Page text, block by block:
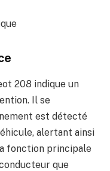
208 indique un
Il se
est détecté
alertant ainsi
fonction principale
que